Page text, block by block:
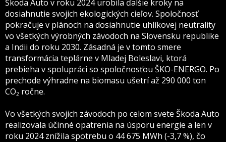
Škoda Auto v roku 2024 urobila ďalšie kroky na
dosiahnutie svojich ekologických cieľov. Spoločnosť
pokračuje v plánoch na dosiahnutie uhlíkovej neutrality
vo všetkých výrobných závodoch na Slovensku republike
a Indii do roku 2030. Zásadná je v tomto smere
transformácia teplárne v Mladej Boleslavi, ktorá
prebieha v spolupráci so spoločnosťou ŠKO-ENERGO. Po
prechode výhradne na biomasu ušetrí až 290 000 ton
CO2 ročne.
Vo všetkých svojich závodoch po celom svete Škoda Auto
realizovala účinné opatrenia na úsporu energie a len v
roku 2024 znížila spotrebu o 44 675 MWh (-3,7 %), čo